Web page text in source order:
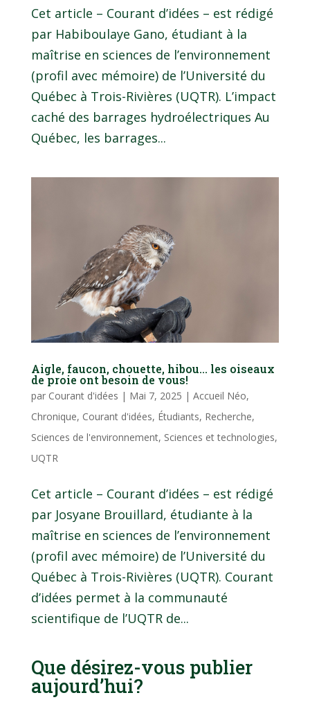
Cet article – Courant d’idées – est rédigé
par Habiboulaye Gano, étudiant à la
maîtrise en sciences de l’environnement
(profil avec mémoire) de l’Université du
Québec à Trois-Rivières (UQTR). L’impact
caché des barrages hydroélectriques Au
Québec, les barrages...
Aigle, faucon, chouette, hibou… les oiseaux
de proie ont besoin de vous!
par Courant d'idées | Mai 7, 2025 | Accueil Néo,
Chronique, Courant d'idées, Étudiants, Recherche,
Sciences de l'environnement, Sciences et technologies,
UQTR
Cet article – Courant d’idées – est rédigé
par Josyane Brouillard, étudiante à la
maîtrise en sciences de l’environnement
(profil avec mémoire) de l’Université du
Québec à Trois-Rivières (UQTR). Courant
d’idées permet à la communauté
scientifique de l’UQTR de...
Que désirez-vous publier
aujourd’hui?